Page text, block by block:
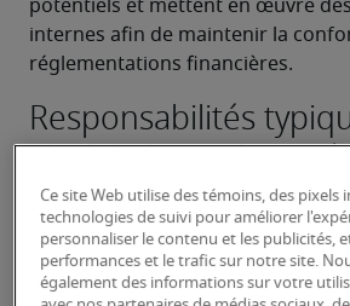
potentiels et mettent en œuvre
internes afin de maintenir la
réglementations financières.
Responsabilités
chef de la
comptabilité
Assurer la conformité aux
généralement reconnus
position comptables
Ce site Web utilise des témoins, des pixels
technologies de suivi pour améliorer
personnaliser le contenu et les publicités,
performances et le trafic sur notre site.
également des informations sur votre